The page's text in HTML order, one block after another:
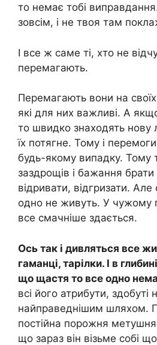
то немає тобі виправдання.
зовсім, і не твоя там
І все ж саме ті, хто не
перемагають.
Перемагають вони на
які для них важливі. А
то швидко знаходять нову
їх потягне. Тому і
будь-якому випадку. Тому
заздрощів і бажання
відривати, відгризати. Але
одно не живуть. У чужому
все смачніше здається.
Ось так і дивляться все
гаманці, тарілки. І в
що щастя то все одно
всі його атрибути, здобуті
найправеднішим шляхом.
постійна порожня метушня
що зараз він візьме собі